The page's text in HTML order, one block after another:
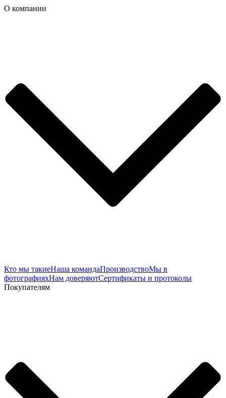
О компании
Кто мы такиеНаша командаПроизводствоМы в
фотографияхНам доверяютСертификаты и протоколы
Покупателям